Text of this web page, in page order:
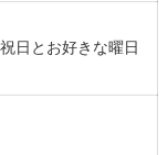
日とお好きな曜日